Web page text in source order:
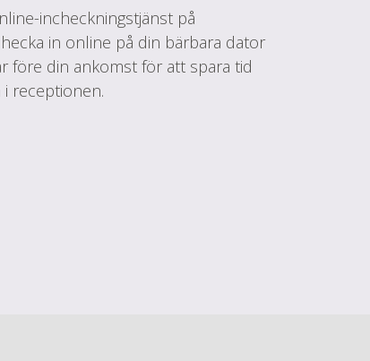
incheckningstjänst på
in online på din bärbara dator
före din ankomst för att spara tid
receptionen.